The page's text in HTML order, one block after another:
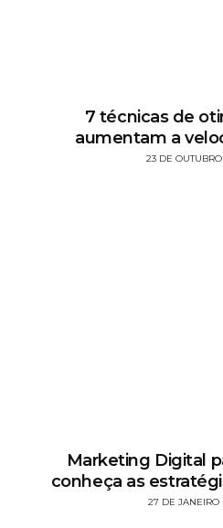
7 técnicas de
aumentam a
23 DE
Marketing Digital
conheça as
27 DE JANEIRO